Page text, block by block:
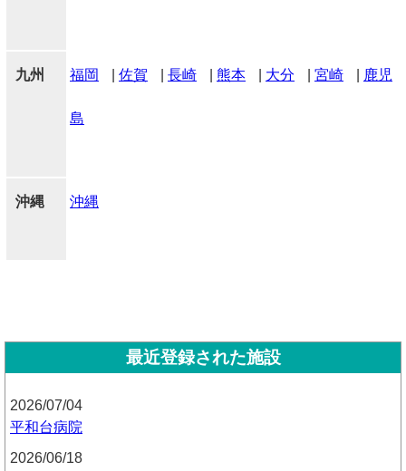
九州 福岡 佐賀 長崎 熊本 大分 宮崎 鹿児
島
沖縄 沖縄
最近登録された施設
2026/07/04
平和台病院
2026/06/18